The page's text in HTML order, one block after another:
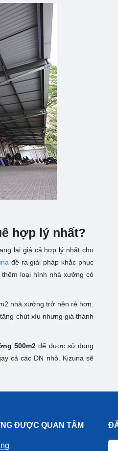
hợp lý nhất?
lại giá cả hợp lý nhất cho
đề ra giải pháp khắc phục
loại hình nhà xưởng có
nhà xưởng trở nên rẻ hơn.
chút xíu nhưng giá thành
500m2để được sử dụng
cả các DN nhỏ. Kizuna sẽ
ĐƯỢC QUAN TÂM